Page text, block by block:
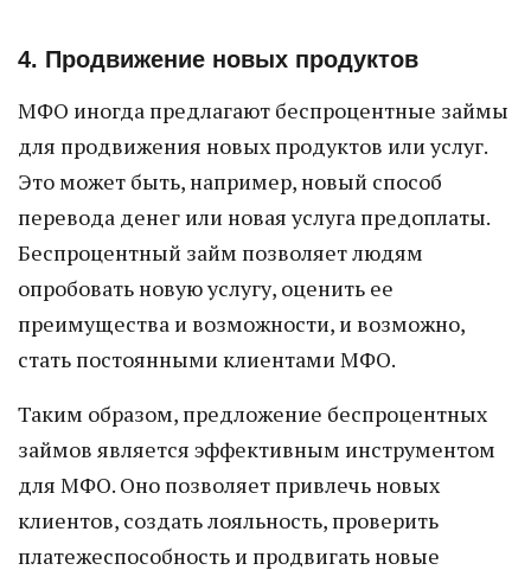
4. Продвижение новых продуктов
МФО иногда предлагают беспроцентные займы
для продвижения новых продуктов или услуг.
Это может быть, например, новый способ
перевода денег или новая услуга предоплаты.
Беспроцентный займ позволяет людям
опробовать новую услугу, оценить ее
преимущества и возможности, и возможно,
стать постоянными клиентами МФО.
Таким образом, предложение беспроцентных
займов является эффективным инструментом
для МФО. Оно позволяет привлечь новых
клиентов, создать лояльность, проверить
платежеспособность и продвигать новые